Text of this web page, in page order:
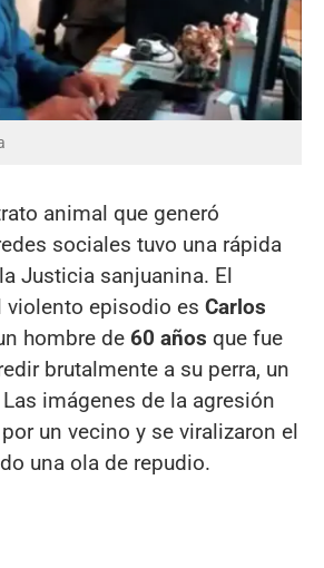
animal que generó
sociales tuvo una rápida
Justicia sanjuanina. El
violento episodio es Carlos
hombre de 60 años que fue
brutalmente a su perra, un
imágenes de la agresión
un vecino y se viralizaron el
una ola de repudio.